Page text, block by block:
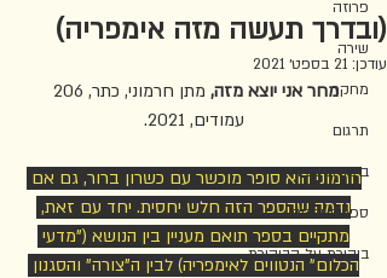
פרוזה
שירה
מחקר
תרגום
ביקורת צעירה
ספרות ילדים
ביקורת על הביקורת
(ובדרך תעשה מזה אימפריה)
עודכן: 21 בספט׳ 2021
מחר אני יוצא מזה,
עמודים, 2021.
חרמוני הוא סופר מוכשר עם כשרון ברור, גם אם
נדמה שהספר הזה חלש יחסית. יחד עם זאת,
מתקיים בספר תואם מעניין בין הנושא ("מדעי
הכלום" הנטווים לאימפריה) לבין ה"צורה" והסגנון